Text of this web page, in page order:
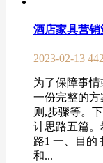
酒店家具营销
2023-02-13 442
为了保障事
一份完整的
则,步骤等。
计思路五篇
路1 一、目
和...